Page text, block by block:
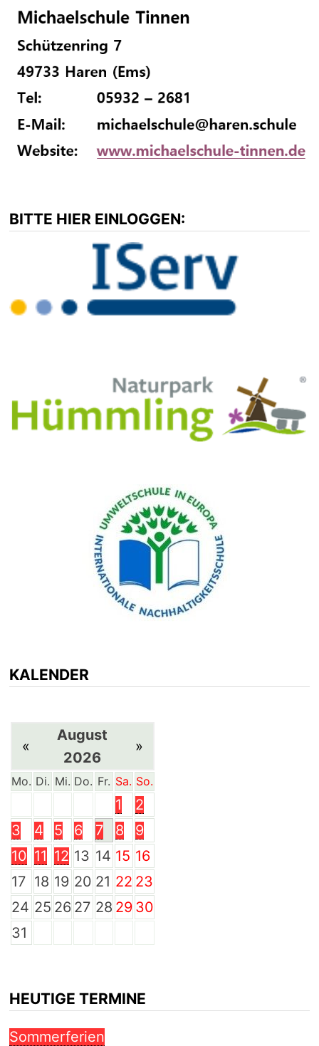
BITTE HIER EINLOGGEN:
KALENDER
«
August
2026
»
Mo. Di. Mi. Do. Fr. Sa. So.
1
2
3
4 5 6 7 8
9
10 11 12 13 14 15 16
17 18 19 20 21 22 23
24 25 26 27 28 29 30
31
HEUTIGE TERMINE
Sommerferien